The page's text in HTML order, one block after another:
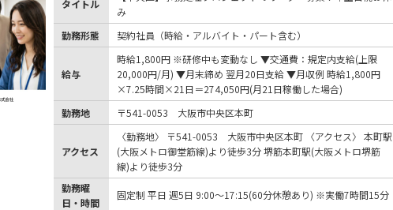
タイトル
み
勤務形態
契約社員（時給・アルバイト・パート含む）
給与
時給1,800円 ※研修中も変動なし ▼交通費：規定内支給(上限
20,000円/月) ▼月末締め 翌月20日支給 ▼月収例 時給1,800円
×7.25時間×21日＝274,050円(月21日稼働した場合)
勤務地
〒541-0053 大阪市中央区本町
アクセス
〈勤務地〉 〒541-0053 大阪市中央区本町 〈アクセス〉 本町駅
(大阪メトロ御堂筋線)より徒歩3分 堺筋本町駅(大阪メトロ堺筋
線)より徒歩3分
勤務曜
日・時間
固定制 平日 週5日 9:00～17:15(60分休憩あり) ※実働7時間15分